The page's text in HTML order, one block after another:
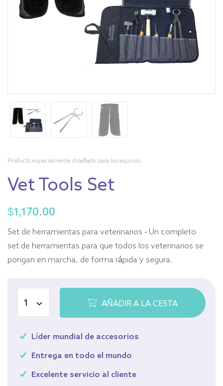
Producto especialmente diseñado para los equinos
Vet Tools Set
$1,170.00
Set de herramientas para veterinarios - Un completo
set de herramientas para que todos los veterinarios se
pongan en marcha, de forma rápida y segura.
AÑADIR A LA CESTA
Líder mundial de accesorios
Entrega en todo el mundo
Excelente servicio al cliente